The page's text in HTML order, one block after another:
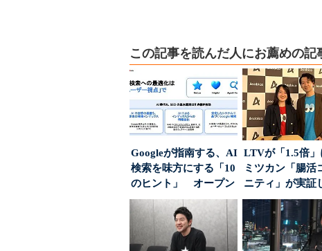
この記事を読んだ人にお薦めの記
Googleが指南する、AI
検索を味方にする「10
のヒント」 オープン
ハウスでは...
LTVが「1.5倍
ミツカン「腸活
ニティ」が実証
値上げ時代に選